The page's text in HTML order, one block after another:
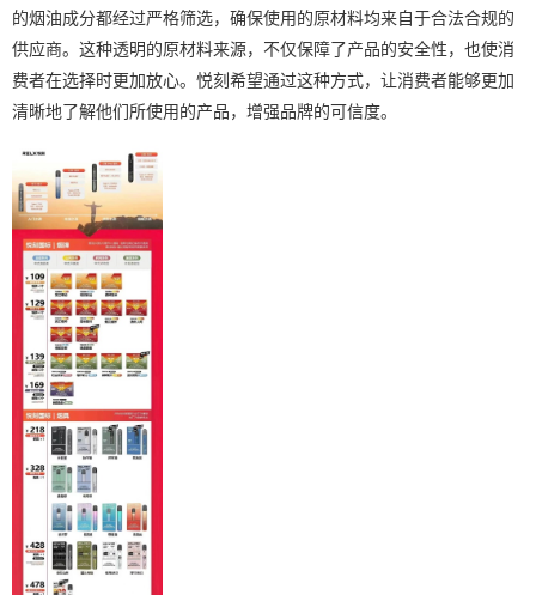
的烟油成分都经过严格筛选，确保使用的原材料均来自于合法合规的
供应商。这种透明的原材料来源，不仅保障了产品的安全性，也使消
费者在选择时更加放心。悦刻希望通过这种方式，让消费者能够更加
清晰地了解他们所使用的产品，增强品牌的可信度。